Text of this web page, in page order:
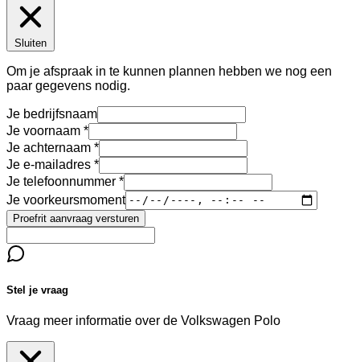
Sluiten
Om je afspraak in te kunnen plannen hebben we nog een
paar gegevens nodig.
Je bedrijfsnaam
Je voornaam
Je achternaam
Je e-mailadres
Je telefoonnummer
Je voorkeursmoment
Proefrit aanvraag versturen
Stel je vraag
Vraag meer informatie over de Volkswagen Polo